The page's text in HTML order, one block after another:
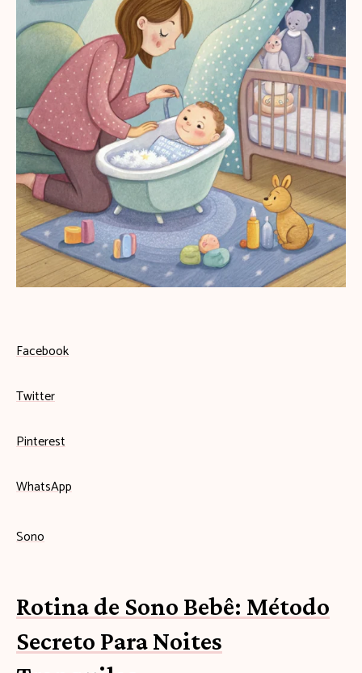
Facebook
Twitter
Pinterest
WhatsApp
Sono
Rotina de Sono Bebê: Método
Secreto Para Noites